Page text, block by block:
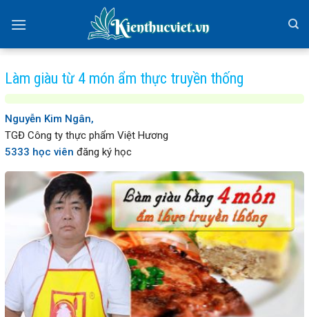
Làm giàu từ 4 món ẩm thực truyền thống
Nguyễn Kim Ngân,
TGĐ Công ty thực phẩm Việt Hương
5333 học viên đăng ký học